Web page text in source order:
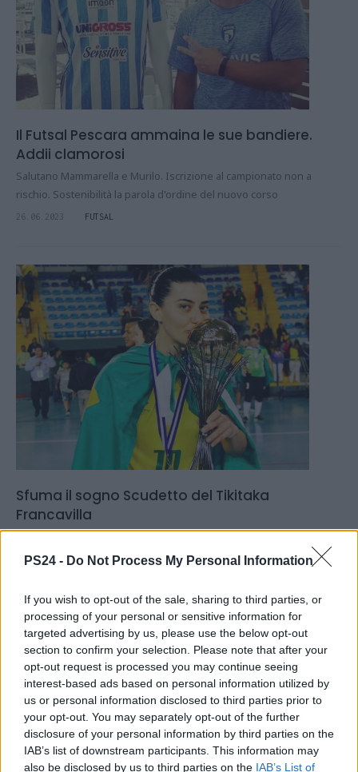
PS24 - Do Not Process My Personal Information
If you wish to opt-out of the sale, sharing to third parties, or
processing of your personal or sensitive information for
targeted advertising by us, please use the below opt-out
section to confirm your selection. Please note that after your
opt-out request is processed you may continue seeing
interest-based ads based on personal information utilized by
us or personal information disclosed to third parties prior to
your opt-out. You may separately opt-out of the further
disclosure of your personal information by third parties on the
IAB’s list of downstream participants. This information may
also be disclosed by us to third parties on the IAB’s List of
Il Futsal Pescara ammaina le sue bandiere.
Addii clamorosi
Salutano Mammarella e Murilo. Iscrizione al campionato non a
rischio. Sostenibilità la parola d'ordine del nuovo corso
26.06.2023 FUTSAL
Sfuma il sogno Scudetto del Tikitaka
Francavilla
Vince il pescarese Marzuoli che fa Double col suo Bitonto grazie a
super Lucileia